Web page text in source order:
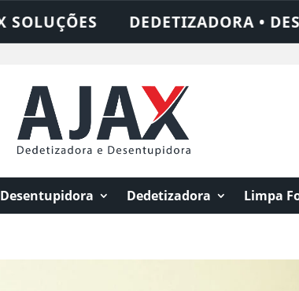
DEDETIZADORA •
Desentupidora Dedetizadora Limpa